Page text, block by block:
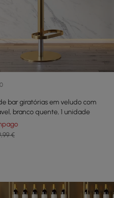
bar giratórias em veludo com
branco quente, 1 unidade
€